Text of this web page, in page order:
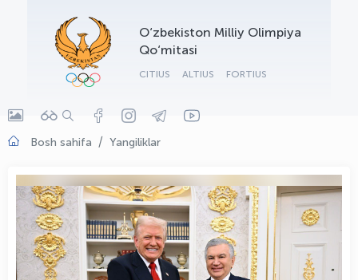
O‘zbekiston Milliy Olimpiya
Qo‘mitasi
CITIUS ALTIUS FORTIUS
Bosh sahifa Yangiliklar
OLYMPCHIK AI - yordamchi
Onlayn · olympic.uz